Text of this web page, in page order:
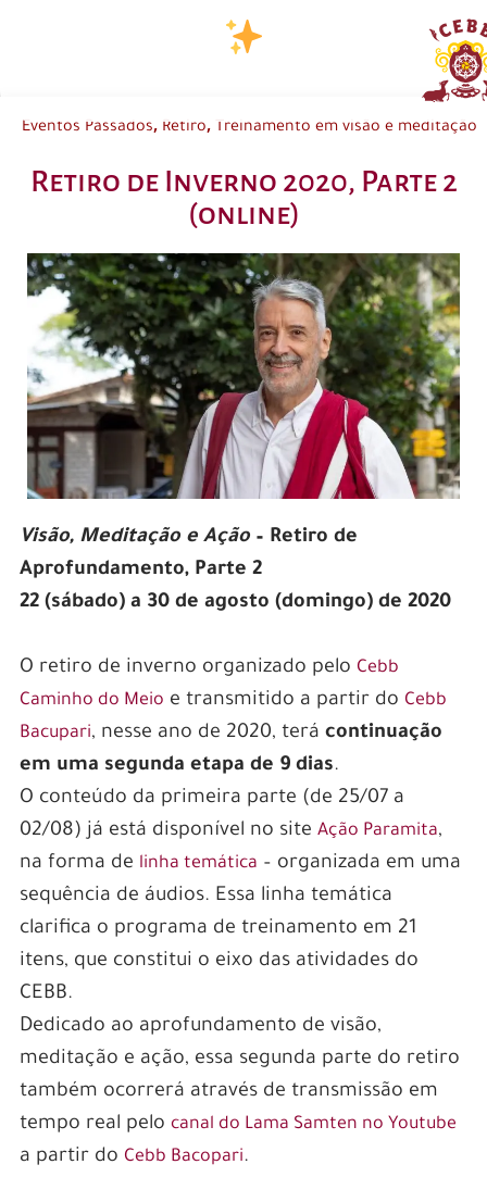
Eventos Passados, Retiro, Treinamento em visão e meditação
Retiro de Inverno 2020, Parte 2
(online)
Visão, Meditação e Ação– Retiro de
Aprofundamento, Parte 2
22 (sábado) a 30 de agosto (domingo) de 2020
O retiro de inverno organizado pelo Cebb
Caminho do Meio e transmitido a partir do Cebb
Bacupari, nesse ano de 2020, terá continuação
em uma segunda etapa de 9 dias.
O conteúdo da primeira parte (de 25/07 a
02/08) já está disponível no site Ação Paramita,
na forma de linha temática – organizada em uma
sequência de áudios. Essa linha temática
clarifica o programa de treinamento em 21
itens, que constitui o eixo das atividades do
CEBB.
Dedicado ao aprofundamento de visão,
meditação e ação, essa segunda parte do retiro
também ocorrerá através de transmissão em
tempo real pelo canal do Lama Samten no Youtube
a partir do Cebb Bacopari.